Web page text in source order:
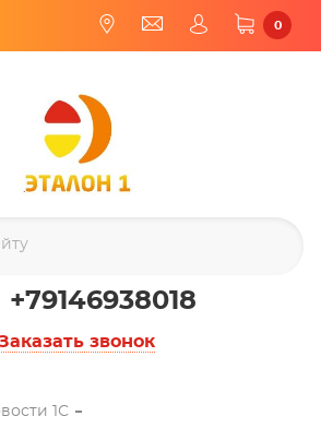
0
+79146938018
звонок
1С